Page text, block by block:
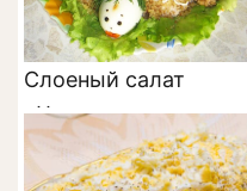
Слоеный салат
«Черепаха» с
курицей